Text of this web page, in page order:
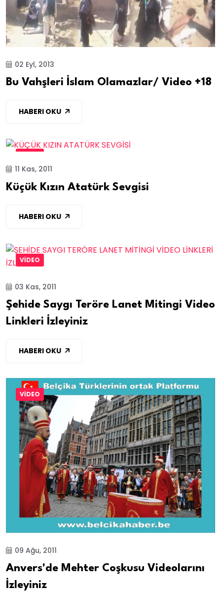
02 Eyl, 2013
Bu Vahşleri İslam Olamazlar/ Video +18
HABERI OKU
11 Kas, 2011
Küçük Kızın Atatürk Sevgisi
HABERI OKU
VİDEO
03 Kas, 2011
Şehide Saygı Teröre Lanet Mitingi Video
Linkleri İzleyiniz
HABERI OKU
VİDEO
09 Ağu, 2011
Anvers'de Mehter Coşkusu Videolarını
İzleyiniz